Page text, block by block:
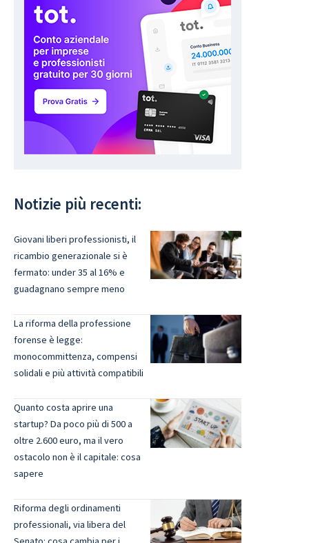
Notizie più recenti:
Giovani liberi professionisti, il
ricambio generazionale si è
fermato: under 35 al 16% e
guadagnano sempre meno
La riforma della professione
forense è legge:
monocommittenza, compensi
solidali e più attività compatibili
Quanto costa aprire una
startup? Da poco più di 500 a
oltre 2.600 euro, ma il vero
ostacolo non è il capitale: cosa
sapere
Riforma degli ordinamenti
professionali, via libera del